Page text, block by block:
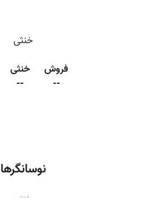
نوسانگرها
خنثی
فروش
--
خنثی
--